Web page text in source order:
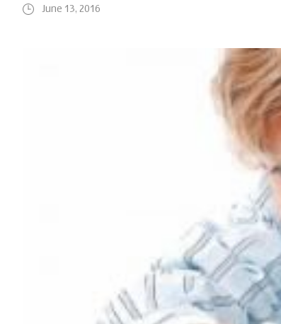
June 13, 2016